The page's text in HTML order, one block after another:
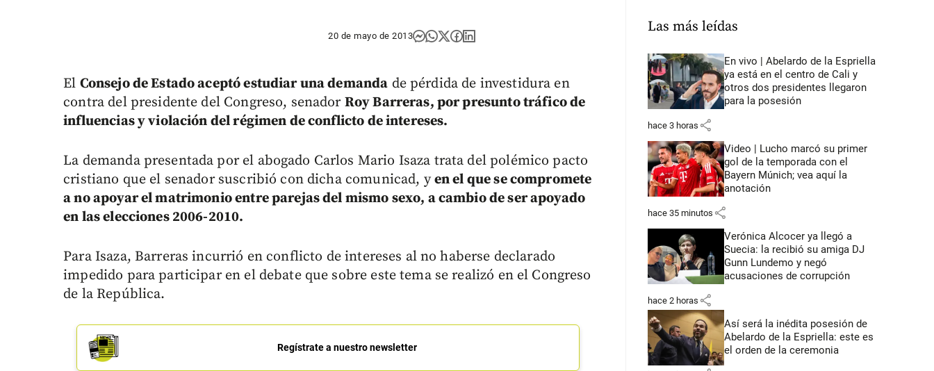
20 de mayo de 2013
El Consejo de Estado aceptó estudiar una demanda de pérdida de investidura en
contra del presidente del Congreso, senador Roy Barreras, por presunto tráfico de
influencias y violación del régimen de conflicto de intereses.
La demanda presentada por el abogado Carlos Mario Isaza trata del polémico pacto
cristiano que el senador suscribió con dicha comunicad, yen el que se compromete
a no apoyar el matrimonio entre parejas del mismo sexo, a cambio de ser apoyado
en las elecciones 2006-2010.
Para Isaza, Barreras incurrió en conflicto de intereses al no haberse declarado
impedido para participar en el debate que sobre este tema se realizó en el Congreso
de la República.
Regístrate a nuestro newsletter
Las más leídas
En vivo | Abelardo de la Espriella
ya está en el centro de Cali y
otros dos presidentes llegaron
para la posesión
hace 3 horas share
Video | Lucho marcó su primer
gol de la temporada con el
Bayern Múnich; vea aquí la
anotación
hace 35 minutos share
Verónica Alcocer ya llegó a
Suecia: la recibió su amiga DJ
Gunn Lundemo y negó
acusaciones de corrupción
hace 2 horas share
Así será la inédita posesión de
Abelardo de la Espriella: este es
el orden de la ceremonia